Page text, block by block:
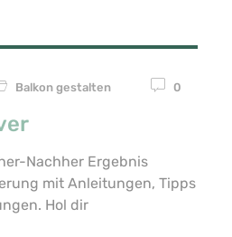
Balkon gestalten 0
Nachher Ergebnis
mit Anleitungen, Tipps
Hol dir